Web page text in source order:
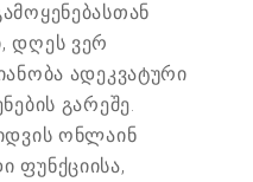
დღეს ვერ
ადეკვატური
გარეშე.
ონლაინ
ფუნქციისა,